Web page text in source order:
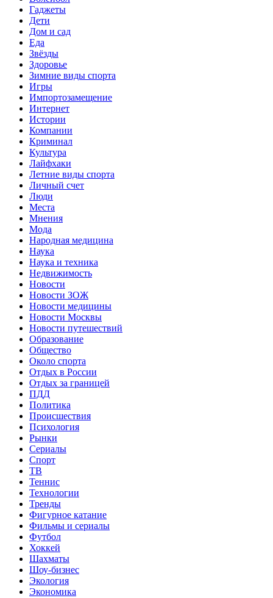
Гаджеты
Дети
Дом и сад
Еда
Звёзды
Здоровье
Зимние виды спорта
Игры
Импортозамещение
Интернет
Истории
Компании
Криминал
Культура
Лайфхаки
Летние виды спорта
Личный счет
Люди
Места
Мнения
Мода
Народная медицина
Наука
Наука и техника
Недвижимость
Новости
Новости ЗОЖ
Новости медицины
Новости Москвы
Новости путешествий
Образование
Общество
Около спорта
Отдых в России
Отдых за границей
ПДД
Политика
Происшествия
Психология
Рынки
Сериалы
Спорт
ТВ
Теннис
Технологии
Тренды
Фигурное катание
Фильмы и сериалы
Футбол
Хоккей
Шахматы
Шоу-бизнес
Экология
Экономика